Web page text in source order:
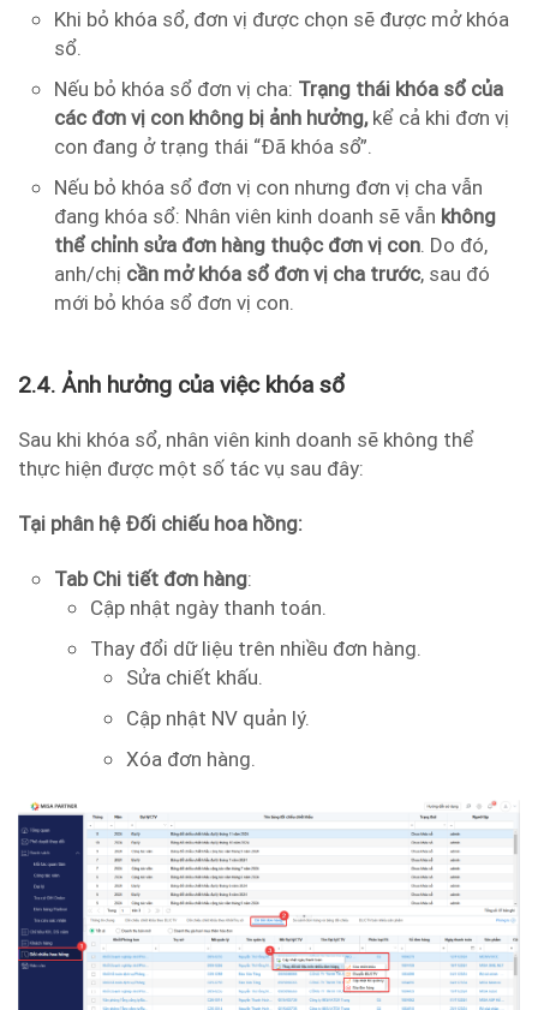
Khi bỏ khóa sổ, đơn vị được chọn sẽ được mở khóa
sổ.
Nếu bỏ khóa sổ đơn vị cha: Trạng thái khóa sổ của
các đơn vị con không bị ảnh hưởng,kể cả khi đơn vị
con đang ở trạng thái “Đã khóa sổ”.
Nếu bỏ khóa sổ đơn vị con nhưng đơn vị cha vẫn
đang khóa sổ: Nhân viên kinh doanh sẽ vẫn không
thể chỉnh sửa đơn hàng thuộc đơn vị con. Do đó,
anh/chị cần mở khóa sổ đơn vị cha trước, sau đó
mới bỏ khóa sổ đơn vị con.
2.4. Ảnh hưởng của việc khóa sổ
Sau khi khóa sổ, nhân viên kinh doanh sẽ không thể
thực hiện được một số tác vụ sau đây:
Tại phân hệ Đối chiếu hoa hồng:
Tab Chi tiết đơn hàng:
Cập nhật ngày thanh toán.
Thay đổi dữ liệu trên nhiều đơn hàng.
Sửa chiết khấu.
Cập nhật NV quản lý.
Xóa đơn hàng.